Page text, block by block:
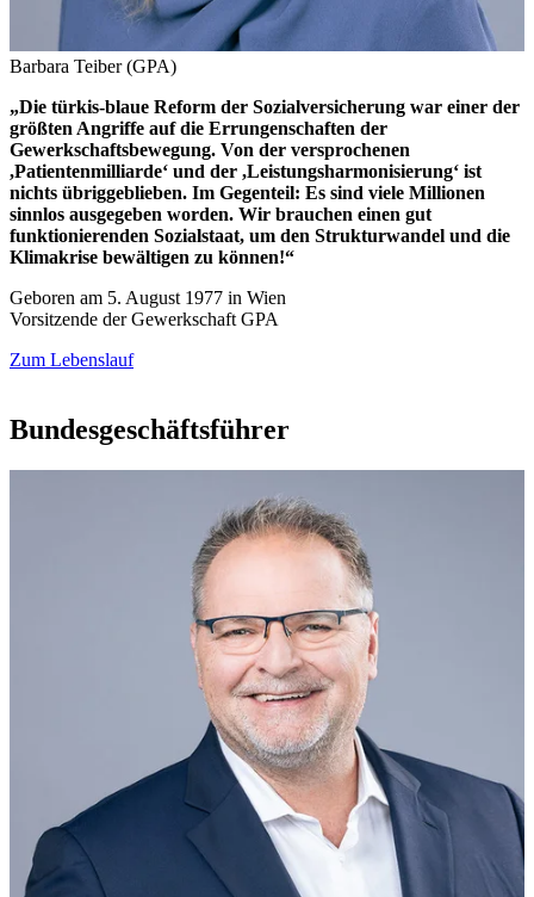
Barbara Teiber (GPA)
„Die türkis-blaue Reform der Sozialversicherung war einer der
größten Angriffe auf die Errungenschaften der
Gewerkschaftsbewegung. Von der versprochenen
,Patientenmilliarde‘ und der ,Leistungsharmonisierung‘ ist
nichts übriggeblieben. Im Gegenteil: Es sind viele Millionen
sinnlos ausgegeben worden. Wir brauchen einen gut
funktionierenden Sozialstaat, um den Strukturwandel und die
Klimakrise bewältigen zu können!“
Geboren am 5. August 1977 in Wien
Vorsitzende der Gewerkschaft GPA
Zum Lebenslauf
Bundesgeschäftsführer